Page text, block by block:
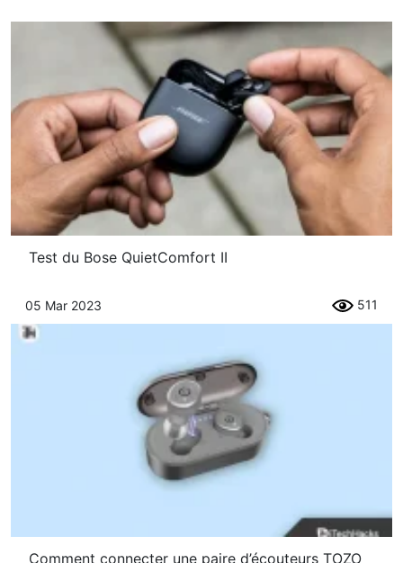
Test du Bose QuietComfort II
05 Mar 2023 511
Comment connecter une paire d’écouteurs TOZO